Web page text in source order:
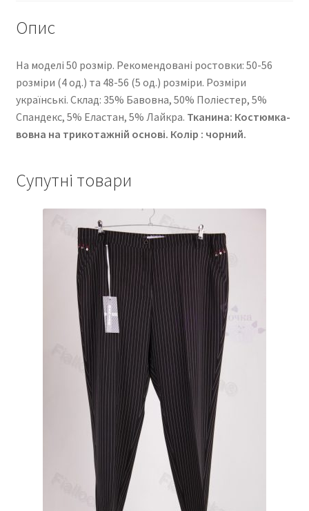
Опис
На моделі 50 розмір. Рекомендовані ростовки: 50-56
розміри (4 од.) та 48-56 (5 од.) розміри. Розміри
українські. Cклад: 35% Бавовна, 50% Поліестер, 5%
Спандекс, 5% Еластан, 5% Лайкра. Тканина: Костюмка-
вовна на трикотажній основі. Колір : чорний.
Супутні товари